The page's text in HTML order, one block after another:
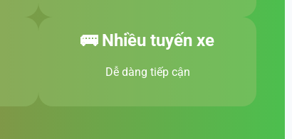
🚌 Nhiều tuyến xe
Dễ dàng tiếp cận